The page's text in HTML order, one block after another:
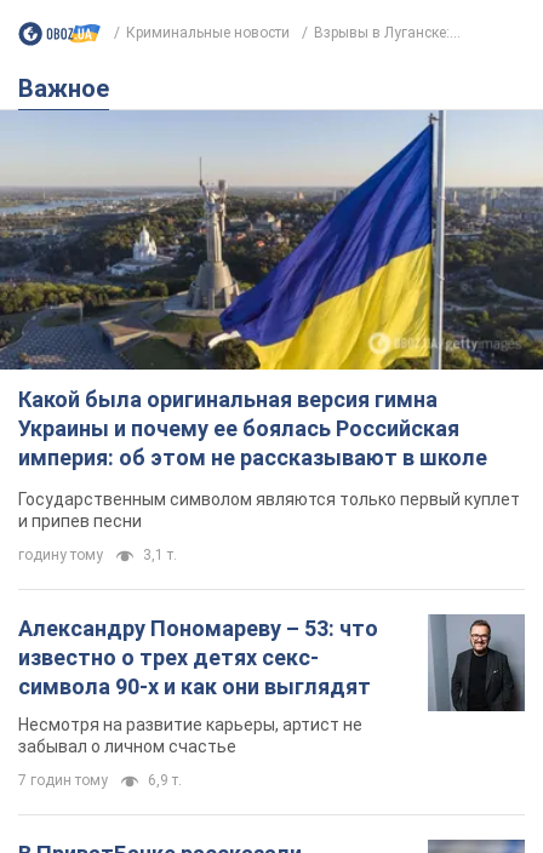
Криминальные новости Взрывы в Луганске:...
Важное
Какой была оригинальная версия гимна
Украины и почему ее боялась Российская
империя: об этом не рассказывают в школе
Государственным символом являются только первый куплет
и припев песни
годину тому 3,1 т.
Александру Пономареву – 53: что
известно о трех детях секс-
символа 90-х и как они выглядят
Несмотря на развитие карьеры, артист не
забывал о личном счастье
7 годин тому 6,9 т.